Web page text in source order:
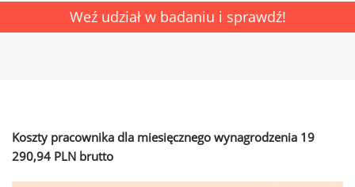
Weź udział w badaniu i sprawdź!
Koszty pracownika dla miesięcznego wynagrodzenia 19
290,94 PLN brutto